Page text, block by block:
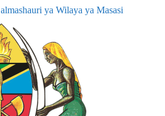
ya Wilaya ya Masasi